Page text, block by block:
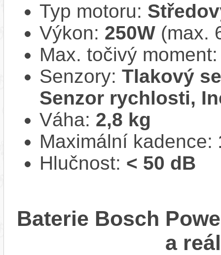
Typ motoru:
Výkon: 250W (max.
Max. točivý
Senzory: Tlakový
Senzor rychlosti,
Váha: 2,8 kg
Maximální kadence:
Hlučnost: < 50 dB
Baterie Bosch
a